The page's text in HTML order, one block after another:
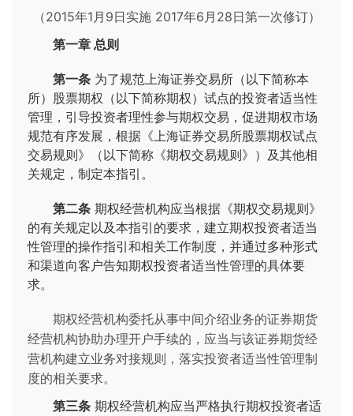
（2015年1月9日实施 2017年6月28日第一次修订）
第一章 总则
第一条 为了规范上海证券交易所（以下简称本
所）股票期权（以下简称期权）试点的投资者适当性
管理，引导投资者理性参与期权交易，促进期权市场
规范有序发展，根据《上海证券交易所股票期权试点
交易规则》（以下简称《期权交易规则》）及其他相
关规定，制定本指引。
第二条 期权经营机构应当根据《期权交易规则》
的有关规定以及本指引的要求，建立期权投资者适当
性管理的操作指引和相关工作制度，并通过多种形式
和渠道向客户告知期权投资者适当性管理的具体要
求。
期权经营机构委托从事中间介绍业务的证券期货
经营机构协助办理开户手续的，应当与该证券期货经
营机构建立业务对接规则，落实投资者适当性管理制
度的相关要求。
第三条 期权经营机构应当严格执行期权投资者适